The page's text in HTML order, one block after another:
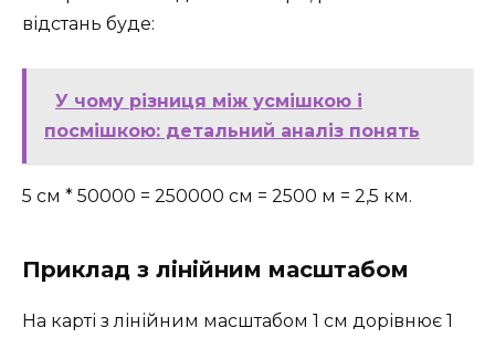
відстань буде:
У чому різниця між усмішкою і
посмішкою: детальний аналіз понять
5 см * 50000 = 250000 см = 2500 м = 2,5 км.
Приклад з лінійним масштабом
На карті з лінійним масштабом 1 см дорівнює 1